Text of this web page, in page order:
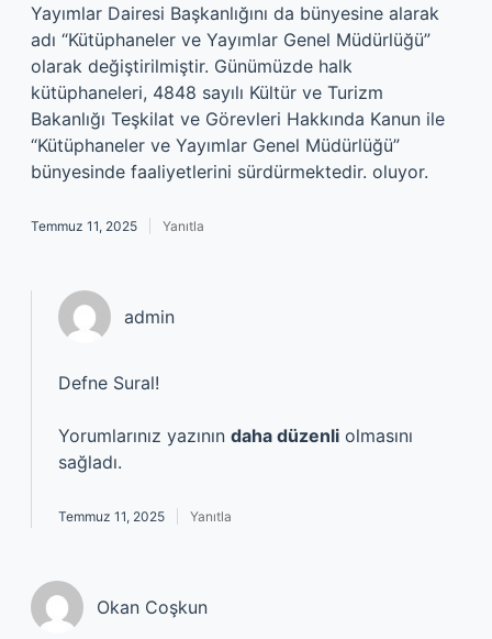
Yayımlar Dairesi Başkanlığını da bünyesine alarak
adı “Kütüphaneler ve Yayımlar Genel Müdürlüğü”
olarak değiştirilmiştir. Günümüzde halk
kütüphaneleri, 4848 sayılı Kültür ve Turizm
Bakanlığı Teşkilat ve Görevleri Hakkında Kanun ile
“Kütüphaneler ve Yayımlar Genel Müdürlüğü”
bünyesinde faaliyetlerini sürdürmektedir. oluyor.
Temmuz 11, 2025 Yanıtla
admin
Defne Sural!
Yorumlarınız yazının daha düzenli olmasını
sağladı.
Temmuz 11, 2025 Yanıtla
Okan Coşkun